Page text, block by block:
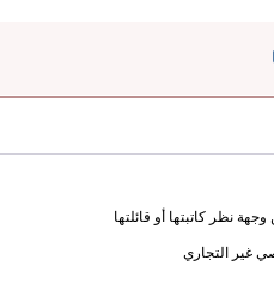
نظر كاتبتها أو قائلتها
غير التجاري